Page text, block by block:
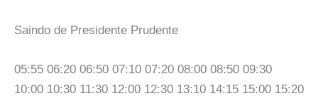
Saindo de Presidente Prudente
05:55 06:20 06:50 07:10 07:20 08:00 08:50 09:30
10:00 10:30 11:30 12:00 12:30 13:10 14:15 15:00 15:20